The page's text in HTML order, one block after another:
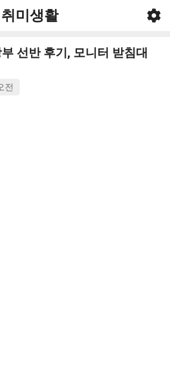
콘텐츠로 건너뛰기
미생활
선반 후기, 모니터 받침대
전